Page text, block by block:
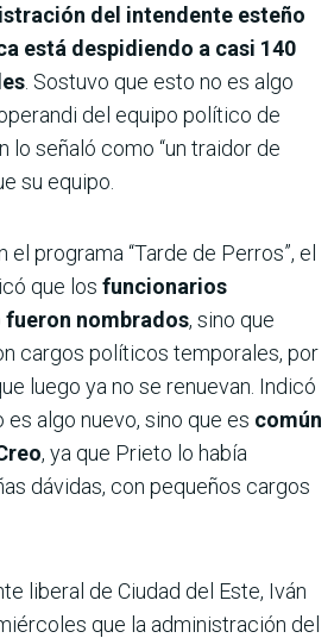
del intendente esteño
está despidiendo a casi 140
. Sostuvo que esto no es algo
del equipo político de
lo señaló como “un traidor de
su equipo.
el programa “Tarde de Perros”, el
que los funcionarios
fueron nombrados, sino que
cargos políticos temporales, por
luego ya no se renuevan. Indicó
es algo nuevo, sino que es común
, ya que Prieto lo había
dávidas, con pequeños cargos
liberal de Ciudad del Este, Iván
que la administración del